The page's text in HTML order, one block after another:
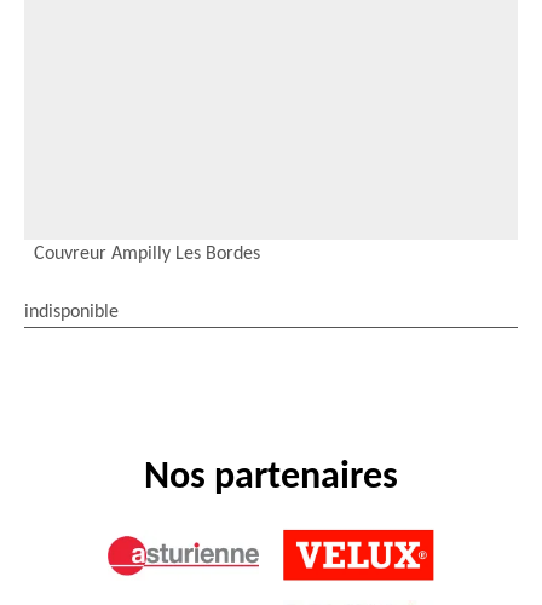
Couvreur Ampilly Les Bordes
indisponible
Nos partenaires